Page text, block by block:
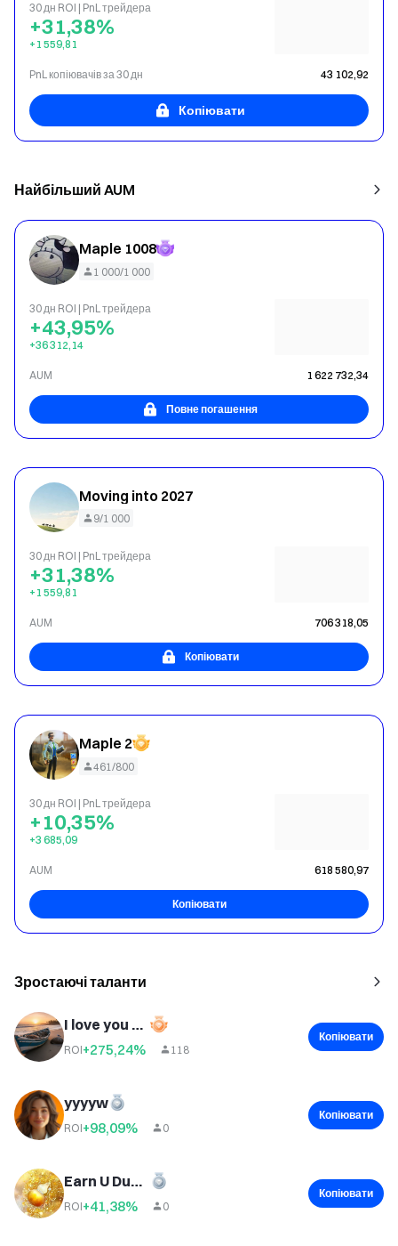
30 дн ROI | PnL трейдера
+31,38%
+1 559,81
PnL копіювачів за 30 дн 43 102,92
Копіювати
Найбільший AUM
Maple 1008
1 000/1 000
30 дн ROI | PnL трейдера
+43,95%
+36 312,14
AUM 1 622 732,34
Повне погашення
Moving into 2027
9/1 000
30 дн ROI | PnL трейдера
+31,38%
+1 559,81
AUM 706 318,05
Копіювати
Maple 2
461/800
30 дн ROI | PnL трейдера
+10,35%
+3 685,09
AUM 618 580,97
Копіювати
Зростаючі таланти
I love you every day 007
ROI+275,24% 118
Копіювати
yyyyw
ROI+98,09% 0
Копіювати
Earn U Duoduo
ROI+41,38% 0
Копіювати